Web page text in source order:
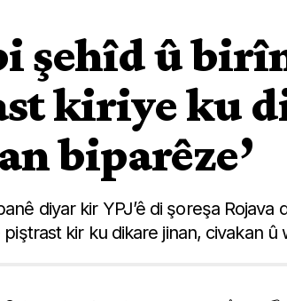
şehîd û
kiriye ku
biparêze’
diyar kir YPJ’ê di şoreşa
kir ku dikare jinan, civakan